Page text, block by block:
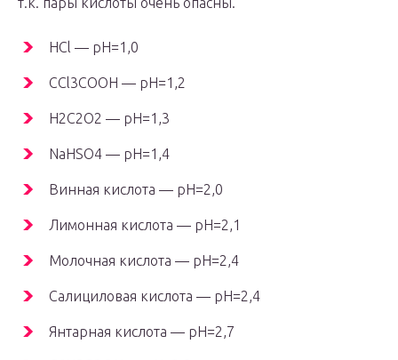
HCl — pH=1,0
CCl3COOH — pH=1,2
H2C2O2 — pH=1,3
NaHSO4 — pH=1,4
Винная кислота — pH=2,0
Лимонная кислота — pH=2,1
Молочная кислота — pH=2,4
Салициловая кислота — pH=2,4
Янтарная кислота — pH=2,7